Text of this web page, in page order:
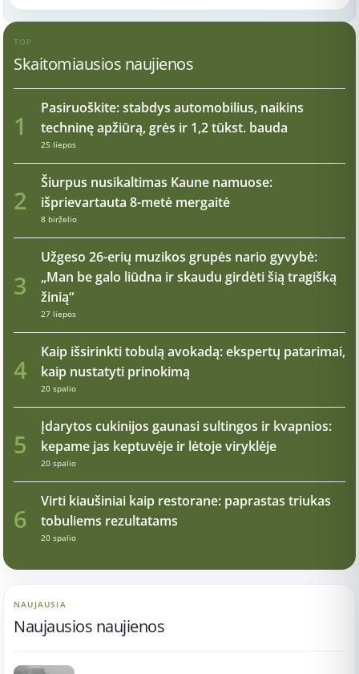
TOP
Skaitomiausios naujienos
1
Pasiruoškite: stabdys automobilius, naikins
techninę apžiūrą, grės ir 1,2 tūkst. bauda
25 liepos
2
Šiurpus nusikaltimas Kaune namuose:
išprievartauta 8-metė mergaitė
8 birželio
3
Užgeso 26-erių muzikos grupės nario gyvybė:
„Man be galo liūdna ir skaudu girdėti šią tragišką
žinią“
27 liepos
4
Kaip išsirinkti tobulą avokadą: ekspertų patarimai,
kaip nustatyti prinokimą
20 spalio
5
Įdarytos cukinijos gaunasi sultingos ir kvapnios:
kepame jas keptuvėje ir lėtoje viryklėje
20 spalio
6
Virti kiaušiniai kaip restorane: paprastas triukas
tobuliems rezultatams
20 spalio
NAUJAUSIA
Naujausios naujienos